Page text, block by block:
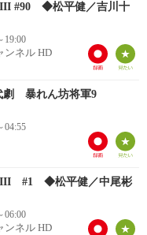
III #90 ◆松平健／吉川十
19:00
ンネル HD
劇 暴れん坊将軍9
04:55
III #1 ◆松平健／中尾彬
06:00
ンネル HD